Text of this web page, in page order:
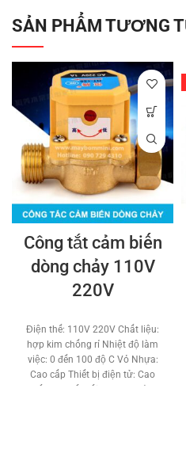
SẢN PHẨM TƯƠNG
Công tắt cảm biến
dòng chảy 110V
220V
Điện thế: 110V 220V Chất liệu:
hợp kim chống rỉ Nhiệt độ làm
việc: 0 đến 100 độ C Vỏ Nhựa:
Cao cấp Thiết bị điện tử: Cao